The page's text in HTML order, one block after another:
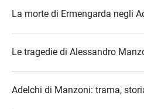
La morte di Ermengarda negli
Le tragedie di Alessandro
Adelchi di Manzoni: trama,